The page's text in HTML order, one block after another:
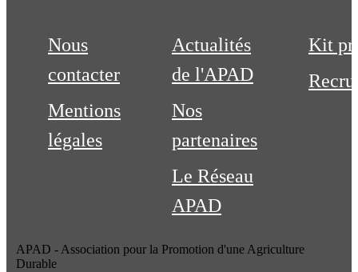
Nous
contacter
Mentions
légales
Actualités
de l'APAD
Nos
partenaires
Le Réseau
APAD
Kit
APAD - Association pour la Promotion d'une Agriculture
Durable